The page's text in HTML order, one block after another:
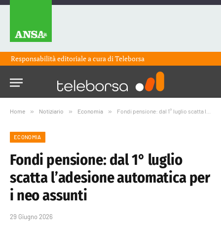
Responsabilità editoriale a cura diTeleborsa
Home » Notiziario » Economia » Fondi pensione: dal 1° luglio scatta l’adesione automatica per i neo assunti
ECONOMIA
Fondi pensione: dal 1° luglio
scatta l’adesione automatica per
i neo assunti
29 Giugno 2026